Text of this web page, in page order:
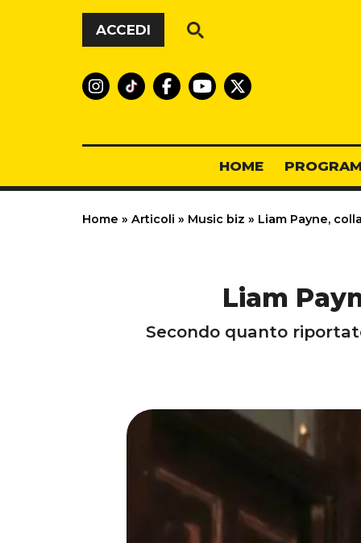
Vai al contenuto
ACCEDI
HOME
Home » Articoli » Music biz » Liam Payne,
Liam
Secondo quanto